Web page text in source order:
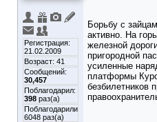
Регистрация:
21.02.2009
Возраст: 41
Сообщений:
30,457
Поблагодарил:
398 раз(а)
Поблагодарили
6048 раз(а)
Борьбу с
активно. На
железной
пригородной
усиленные
платформы
безбилетников